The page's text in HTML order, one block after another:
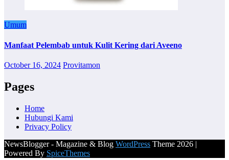
Umum
Manfaat Pelembab untuk Kulit Kering dari Aveeno
October 16, 2024 Provitamon
Pages
Home
Hubungi Kami
Privacy Policy
NewsBlogger - Magazine & Blog WordPress Theme 2026 |
Powered By SpiceThemes